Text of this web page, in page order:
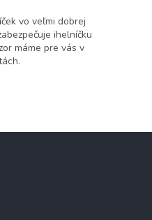
vo veľmi dobrej
ihelníčku
máme pre vás v